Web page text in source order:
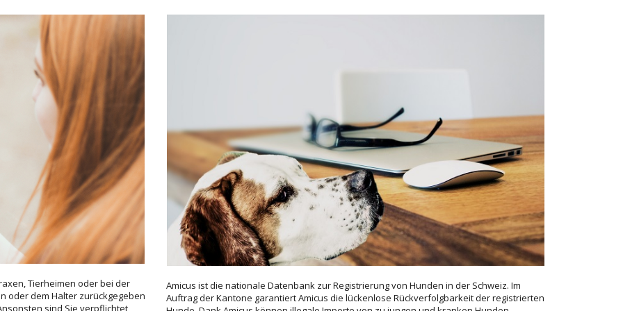
aber vor Weitergabe an den neuen Hundehalter – vom Tierarzt einen
den Hund in Amicus.
Sie innerhalb von zehn Tagen nach der Einfuhr dessen Kennzeichnung von
sind Hunde, die für Ferien oder einen Kurzaufenthalt vorübergehend
anfordern. Falls in Ihrem Benutzerkonto keine E-Mail-Adresse hinterlegt
Ihrer Wohngemeinde. Bitte halten Sie Ihre Personen-ID bereit.
einer «Weitergabe» durch den bisherigen Halter und einer «Übernahme»
aktiv in ihrem Benutzerkonto bestätigen.
und Nachname des neuen Besitzers in Erfahrung. Loggen Sie sich in Ihrem
Tierdetail eine «Weitergabe». Der Hund steht nun beim neuen Halter zur
ein und klicken Sie im Register «Übernahme innerhalb der Schweiz» auf den
abgeschlossen.
Tierheimen oder bei der
oder dem Halter zurückgegeben
sind Sie verpflichtet,
Amicus ist die nationale Datenbank zur Registrierung von Hunden in der Schweiz. Im
Auftrag der Kantone garantiert Amicus die lückenlose Rückverfolgbarkeit der registrierten